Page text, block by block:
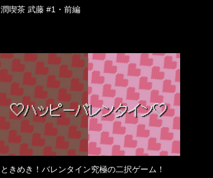
潤喫茶 武藤 #1・前編
ときめき！バレンタイン究極の二択ゲーム！